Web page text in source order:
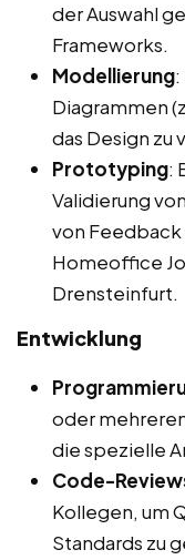
der Auswahl
Frameworks.
Modellierung
Diagrammen
das Design zu
Prototyping:
Validierung
von
Homeoffice
Drensteinfurt.
Entwicklung
oder
die spezielle
Code-
Kollegen, um
Standards zu